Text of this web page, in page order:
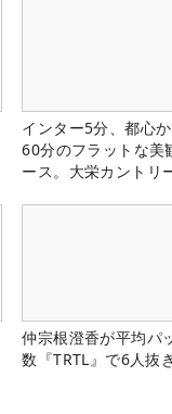
インター5分、都心
60分のフラットな美
ース。大栄カントリ
仲宗根澄香が平均パ
数『TRTL』で6人抜